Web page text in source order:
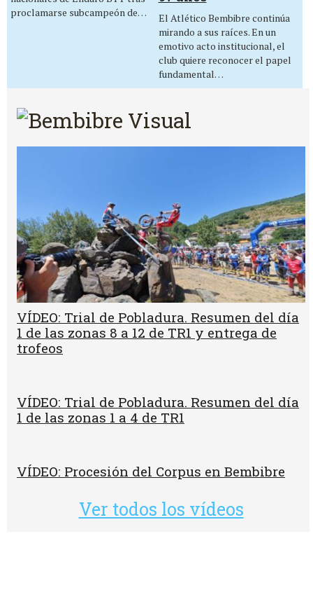
proclamarse subcampeón de…
El Atlético Bembibre continúa
mirando a sus raíces. En un
emotivo acto institucional, el
club quiere reconocer el papel
fundamental…
VÍDEO: Trial de Pobladura. Resumen del día
1 de las zonas 8 a 12 de TR1 y entrega de
trofeos
VÍDEO: Trial de Pobladura. Resumen del día
1 de las zonas 1 a 4 de TR1
VÍDEO: Procesión del Corpus en Bembibre
Ver todos los vídeos